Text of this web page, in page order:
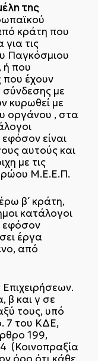
της
κράτη που
τις
Παγκόσμιου
ή που
που έχουν
σύνδεσης με
κυρωθεί με
οργάνου , στα
είναι
αυτούς και
με τις
Μ.Ε.Ε.Π.
β΄ κράτη,
κατάλογοι
εφόσον
έργα
από
και γ σε
τους, υπό
7 του ΚΔΕ,
199,
(Κοινοπραξία